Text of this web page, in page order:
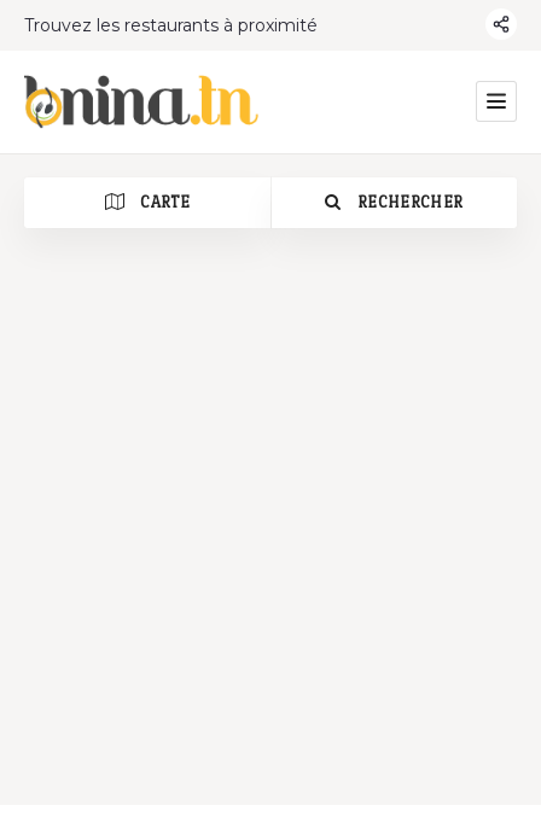
Trouvez les restaurants à proximité
CARTE RECHERCHER